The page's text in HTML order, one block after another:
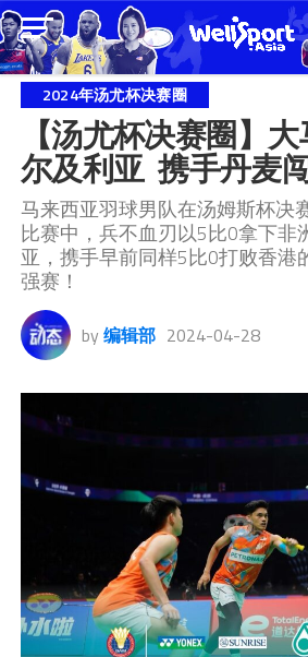
2024年汤尤杯决赛圈
【汤尤杯决赛圈】
尔及利亚  携手丹麦
马来西亚羽球男队在汤姆斯杯决
比赛中，兵不血刃以5比0拿下非
亚，携手早前同样5比0打败香港
强赛！
by 编辑部 2024-04-28